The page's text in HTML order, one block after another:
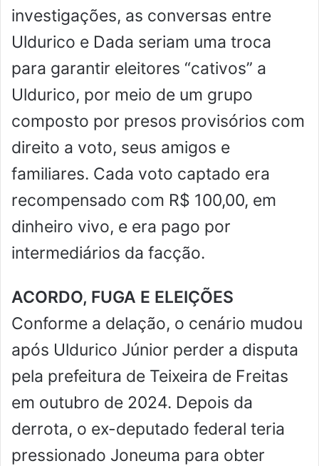
investigações, as conversas entre
Uldurico e Dada seriam uma troca
para garantir eleitores “cativos” a
Uldurico, por meio de um grupo
composto por presos provisórios com
direito a voto, seus amigos e
familiares. Cada voto captado era
recompensado com R$ 100,00, em
dinheiro vivo, e era pago por
intermediários da facção.
ACORDO, FUGA E ELEIÇÕES
Conforme a delação, o cenário mudou
após Uldurico Júnior perder a disputa
pela prefeitura de Teixeira de Freitas
em outubro de 2024. Depois da
derrota, o ex-deputado federal teria
pressionado Joneuma para obter